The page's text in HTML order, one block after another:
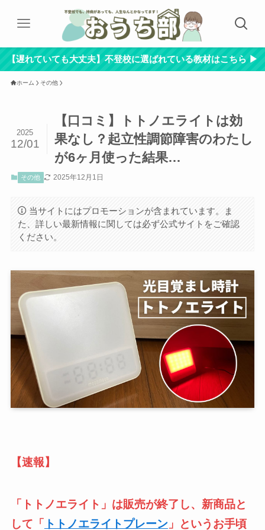
【遅れていても大丈夫】不登校に選ばれている教材はこちら ▶︎
ホーム その他
【口コミ】トトノエライトは効
果なし？起立性調節障害のわたし
が6ヶ月使った結果…
2025
12/01
その他 2025年12月1日
当サイトにはプロモーションが含まれています。ま
た、詳しい最新情報に関しては必ず公式サイトをご確認
ください。
【速報】
「トトノエライト」は販売が終了し、新商品と
して「
トトノエライトプレーン 」というお手頃